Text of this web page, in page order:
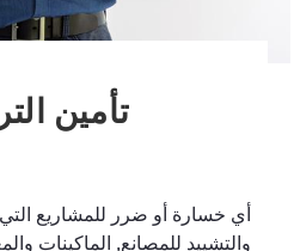
تأمين
أي خسارة أو ضرر للمشاريع
والتشييد للمصانع, الماكينات